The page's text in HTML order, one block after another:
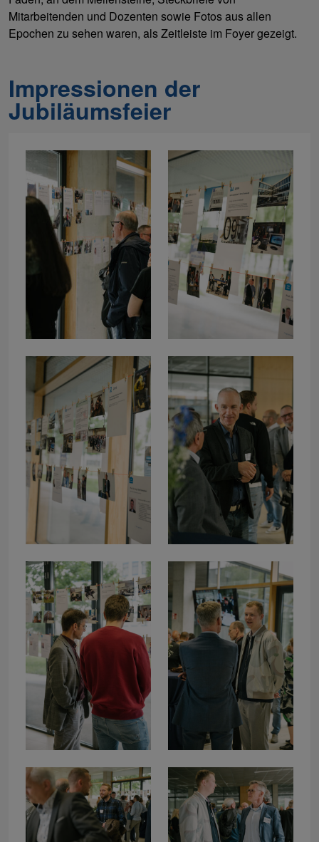
Mitarbeitenden und Dozenten sowie Fotos aus allen
Epochen zu sehen waren, als Zeitleiste im Foyer gezeigt.
Impressionen der
Jubiläumsfeier